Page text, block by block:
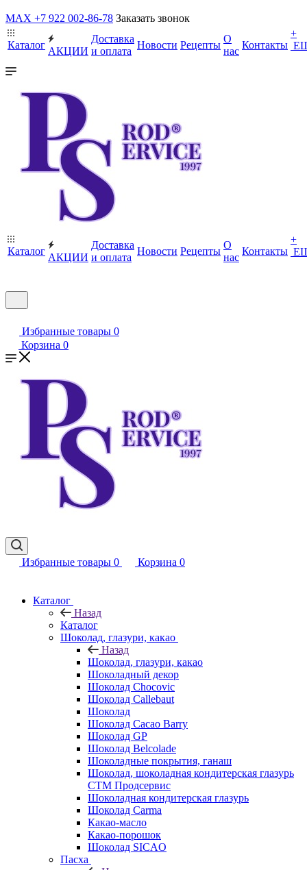
MAX +7 922 002-86-78 Заказать звонок
Каталог
АКЦИИ
Доставка
и оплата
Новости Рецепты
О
нас
Контакты
+
Каталог
АКЦИИ
Доставка
и оплата
Новости Рецепты
О
нас
Контакты
+
Избранные товары 0
Корзина 0
Избранные товары 0 Корзина 0
Каталог
Назад
Каталог
Шоколад, глазури, какао
Назад
Шоколад, глазури, какао
Шоколадный декор
Шоколад Chocovic
Шоколад Callebaut
Шоколад
Шоколад Cacao Barry
Шоколад GP
Шоколад Belcolade
Шоколадные покрытия, ганаш
Шоколад, шоколадная кондитерская глазурь
СТМ Продсервис
Шоколадная кондитерская глазурь
Шоколад Carma
Какао-масло
Какао-порошок
Шоколад SICAO
Пасха